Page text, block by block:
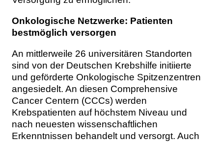
Onkologische Netzwerke: Patienten
bestmöglich versorgen
An mittlerweile 26 universitären Standorten
sind von der Deutschen Krebshilfe initiierte
und geförderte Onkologische Spitzenzentren
angesiedelt. An diesen Comprehensive
Cancer Centern (CCCs) werden
Krebspatienten auf höchstem Niveau und
nach neuesten wissenschaftlichen
Erkenntnissen behandelt und versorgt. Auch